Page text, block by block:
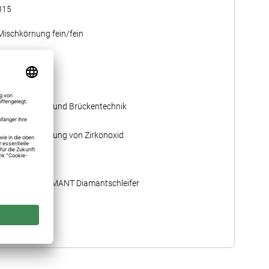
fein/fein
Kronen- und Brückentechnik
Bearbeitung von Zirkonoxid
8379Z Ei, ZIRAMANT Diamantschleifer